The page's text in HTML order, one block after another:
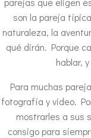
son la pareja
naturaleza, la
qué dirán. Porque
hablar,
Para muchas
fotografía y video.
mostrarles a sus
consigo para